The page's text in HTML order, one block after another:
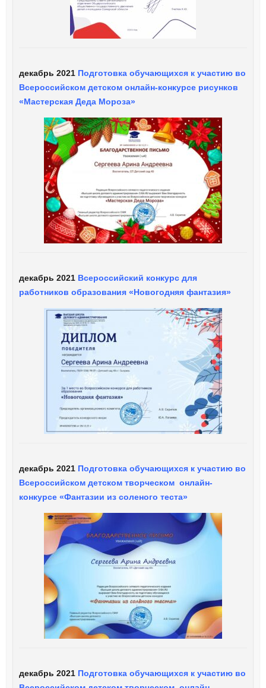
декабрь 2021 Подготовка обучающихся к участию во
Всероссийском детском онлайн-конкурсе рисунков
«Мастерская Деда Мороза»
декабрь 2021 Всероссийский конкурс для
работников образования «Новогодняя фантазия»
декабрь 2021Подготовка обучающихся к участию во
Всероссийском детском творческом онлайн-
конкурсе «Фантазии из соленого теста»
декабрь 2021Подготовка обучающихся к участию во